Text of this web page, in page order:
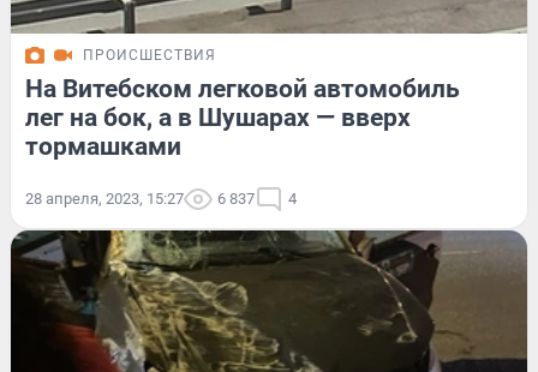
ПРОИСШЕСТВИЯ
На Витебском легковой автомобиль
лег на бок, а в Шушарах — вверх
тормашками
28 апреля, 2023, 15:27 6 837 4